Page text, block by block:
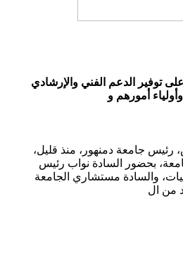
توفير الدعم الفني والإرشادي
وأولياء أمورهم و
رئيس جامعة دمنهور، منذ قليل،
بحضور السادة نواب رئيس
والسادة مستشاري الجامعة
من ال